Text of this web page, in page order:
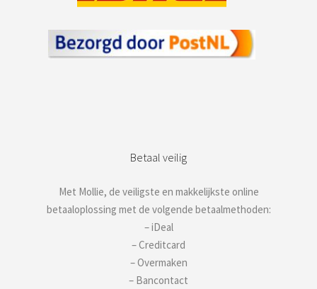
Betaal veilig
Met Mollie, de veiligste en makkelijkste online
betaaloplossing met de volgende betaalmethoden:
– iDeal
– Creditcard
– Overmaken
– Bancontact